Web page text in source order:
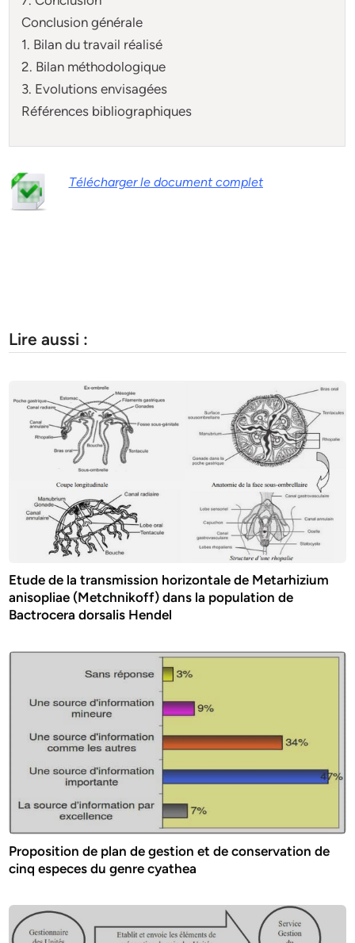
Conclusion générale
1. Bilan du travail réalisé
2. Bilan méthodologique
3. Evolutions envisagées
Références bibliographiques
Télécharger le document complet
Lire aussi :
Etude de la transmission horizontale de Metarhizium
anisopliae (Metchnikoff) dans la population de
Bactrocera dorsalis Hendel
Proposition de plan de gestion et de conservation de
cinq especes du genre cyathea